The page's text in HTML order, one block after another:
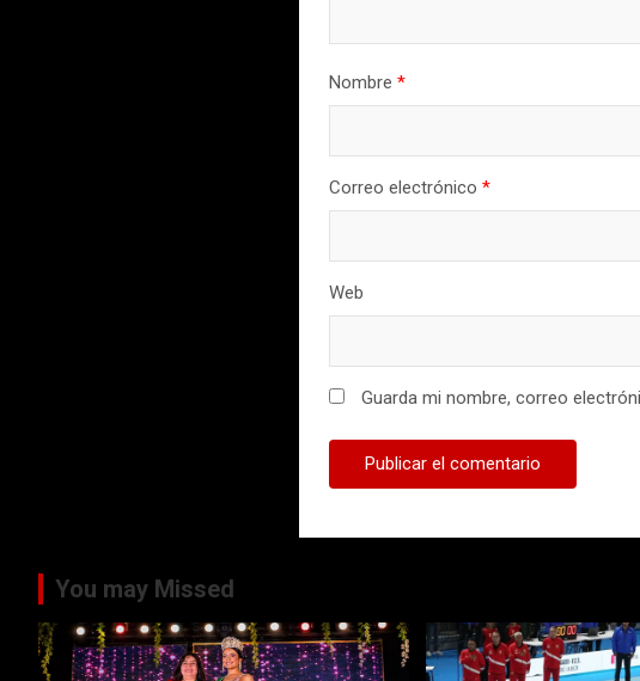
Nombre*
Correo electrónico*
Web
Guarda mi nombre, correo
You may Missed